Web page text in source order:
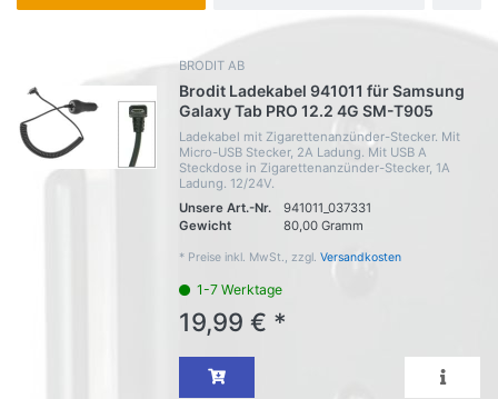
BRODIT AB
Brodit Ladekabel 941011 für Samsung
Galaxy Tab PRO 12.2 4G SM-T905
Ladekabel mit Zigarettenanzünder-Stecker. Mit
Micro-USB Stecker, 2A Ladung. Mit USB A
Steckdose in Zigarettenanzünder-Stecker, 1A
Ladung. 12/24V.
Unsere Art.-Nr.
941011_037331
Gewicht
80,00 Gramm
* Preise inkl. MwSt., zzgl. Versandkosten
1-7 Werktage
19,99 € *